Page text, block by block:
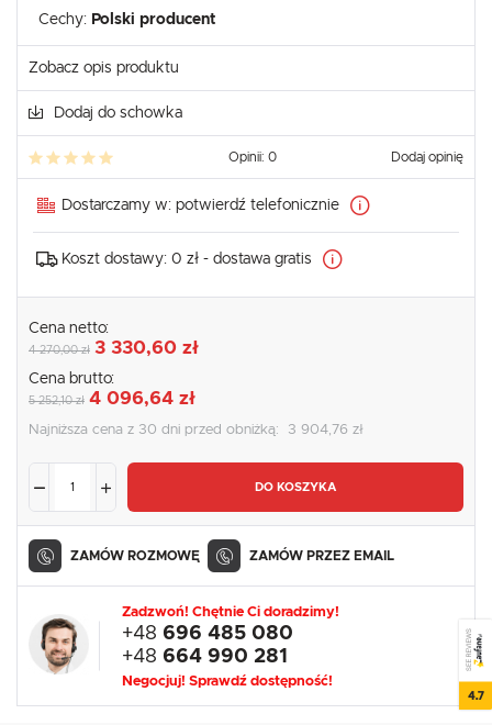
Cechy: Polski producent
Zobacz opis produktu
Dodaj do schowka
Opinii: 0 Dodaj opinię
Dostarczamy w: potwierdź telefonicznie
Koszt dostawy: 0 zł - dostawa gratis
Cena netto:
4 270,00 zł 3 330,60 zł
Cena brutto:
5 252,10 zł 4 096,64 zł
Najniższa cena z 30 dni przed obniżką: 3 904,76 zł
DO KOSZYKA
ZAMÓW ROZMOWĘ ZAMÓW PRZEZ EMAIL
Zadzwoń! Chętnie Ci doradzimy!
+48 696 485 080
+48 664 990 281
Negocjuj! Sprawdź dostępność!
SEE REVIEWS
4.7